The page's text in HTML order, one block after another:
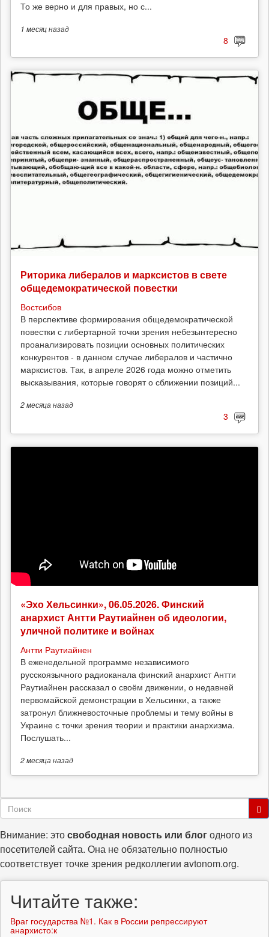
То же верно и для правых, но с...
1 месяцназад
8
Риторика либералов и марксистов в свете
общедемократической повестки
Востсибов
В перспективе формирования общедемократической
повестки с либертарной точки зрения небезынтересно
проанализировать позиции основных политических
конкурентов - в данном случае либералов и частично
марксистов. Так, в апреле 2026 года можно отметить
высказывания, которые говорят о сближении позиций...
2 месяцаназад
3
«Эхо Хельсинки», 06.05.2026. Финский
анархист Антти Раутиайнен об идеологии,
уличной политике и войнах
Антти Раутиайнен
В еженедельной программе независимого
русскоязычного радиоканала финский анархист Антти
Раутиайнен рассказал о своём движении, о недавней
первомайской демонстрации в Хельсинки, а также
затронул ближневосточные проблемы и тему войны в
Украине с точки зрения теории и практики анархизма.
Послушать...
2 месяцаназад
Форма
поиска
Внимание: этосвободная новость или блогодного из
посетителей сайта. Она не обязательно полностью
соответствует точке зрения редколлегии avtonom.org.
Читайте также:
Враг государства №1. Как в России репрессируют
анархисто:к